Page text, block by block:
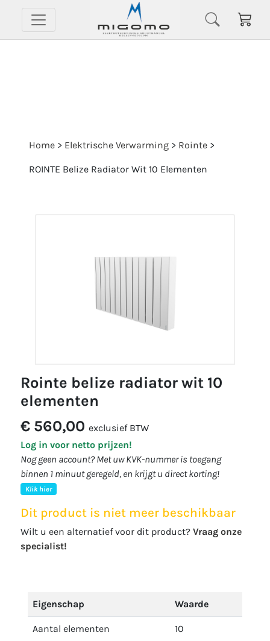
Home > Elektrische Verwarming > Rointe >
ROINTE Belize Radiator Wit 10 Elementen
rointe belize radiator wit 10
elementen
€ 560,00 exclusief BTW
Log in voor netto prijzen!
Nog geen account? Met uw KVK-nummer is toegang
binnen 1 minuut geregeld, en krijgt u direct korting!
Klik hier
Dit product is niet meer beschikbaar
Wilt u een alternatief voor dit product? Vraag onze
specialist!
Eigenschap Waarde
Aantal elementen 10